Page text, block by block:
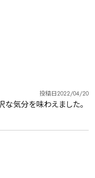
投稿日2022/04/20
な気分を味わえました。